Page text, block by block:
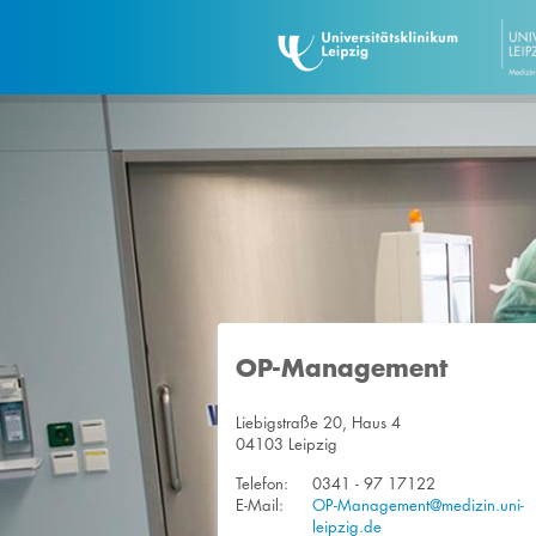
OP-Management
Liebigstraße 20, Haus 4
04103 Leipzig
Telefon:
0341 - 97 17122
E-Mail:
OP-Management@medizin.uni-
leipzig.de